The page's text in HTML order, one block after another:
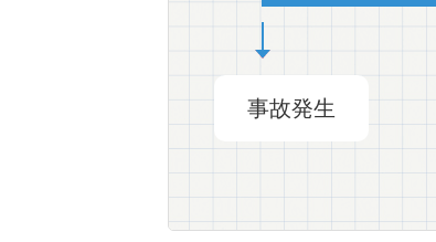
事故発生